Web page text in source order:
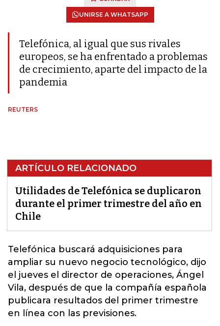
UNIRSE A WHATSAPP
Telefónica, al igual que sus rivales
europeos, se ha enfrentado a problemas
de crecimiento, aparte del impacto de la
pandemia
REUTERS
ARTÍCULO RELACIONADO
Utilidades de Telefónica se duplicaron
durante el primer trimestre del año en
Chile
Telefónica buscará adquisiciones para
ampliar su nuevo negocio tecnológico, dijo
el jueves el director de operaciones, Ángel
Vila, después de que la compañía española
publicara resultados del primer trimestre
en línea con las previsiones.